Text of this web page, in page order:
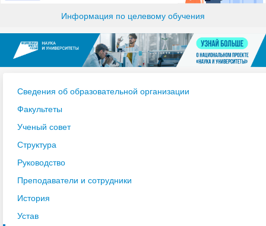
Информация по целевому обучения
Сведения об образовательной организации
Факультеты
Ученый совет
Структура
Руководство
Преподаватели и сотрудники
История
Устав